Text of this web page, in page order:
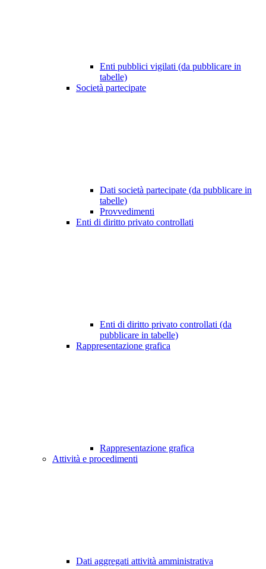
Enti pubblici vigilati (da pubblicare in
tabelle)
Società partecipate
Dati società partecipate (da pubblicare in
tabelle)
Provvedimenti
Enti di diritto privato controllati
Enti di diritto privato controllati (da
pubblicare in tabelle)
Rappresentazione grafica
Rappresentazione grafica
Attività e procedimenti
Dati aggregati attività amministrativa